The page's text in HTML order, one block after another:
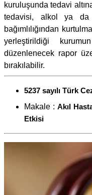
kuruluşunda tedavi
tedavisi, alkol ya da
bağımlılığından
yerleştirildiği
düzenlenecek rapor
bırakılabilir.
5237 sayılı Türk
Makale : Akıl
Etkisi